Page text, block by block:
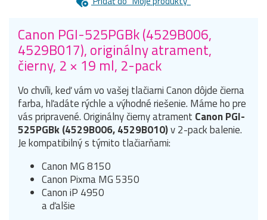
Canon PGI-525PGBk (4529B006,
4529B017), originálny atrament,
čierny, 2 × 19 ml, 2-pack
Vo chvíli, keď vám vo vašej tlačiarni Canon dôjde čierna
farba, hľadáte rýchle a výhodné riešenie. Máme ho pre
vás pripravené. Originálny čierny atrament Canon PGI-
525PGBk (4529B006, 4529B010)v 2-pack balenie.
Je kompatibilný s týmito tlačiarňami:
Canon MG 8150
Canon Pixma MG 5350
Canon iP 4950
a ďalšie